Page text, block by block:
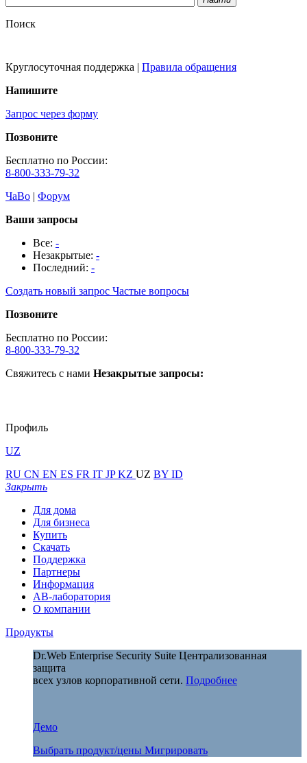
Поиск
Круглосуточная поддержка | Правила обращения
Напишите
Запрос через форму
Позвоните
Бесплатно по России:
8-800-333-79-32
ЧаВо | Форум
Ваши запросы
Все: -
Незакрытые: -
Последний: -
Создать новый запрос Частые вопросы
Позвоните
Бесплатно по России:
8-800-333-79-32
Свяжитесь с нами Незакрытые запросы:
Профиль
UZ
RU CN EN ES FR IT JPKZ UZ BY ID
Закрыть
Для дома
Для бизнеса
Купить
Скачать
Поддержка
Партнеры
Информация
АВ-лаборатория
О компании
Продукты
Dr.Web Enterprise Security Suite Централизованная
защита
всех узлов корпоративной сети. Подробнее
Демо
Выбрать продукт/цены Мигрировать